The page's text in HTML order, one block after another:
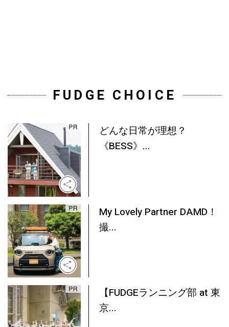
FUDGE CHOICE
どんな日常が理想？
《BESS》...
My Lovely Partner DAMD！
撮...
【FUDGEランニング部 at 東
京...